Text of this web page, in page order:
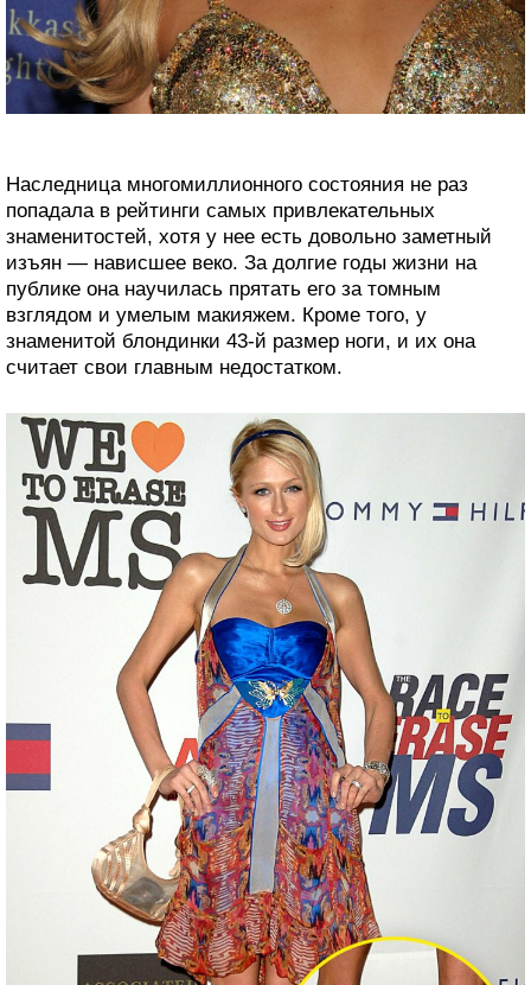
Наследница многомиллионного состояния не раз
попадала в рейтинги самых привлекательных
знаменитостей, хотя у нее есть довольно заметный
изъян — нависшее веко. За долгие годы жизни на
публике она научилась прятать его за томным
взглядом и умелым макияжем. Кроме того, у
знаменитой блондинки 43-й размер ноги, и их она
считает свои главным недостатком.